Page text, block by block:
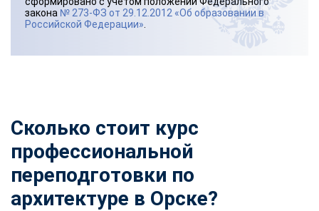
закона № 273-ФЗ от 29.12.2012 «Об образовании в
Российской Федерации»
Сколько стоит курс
профессиональной
переподготовки по
архитектуре в Орске?